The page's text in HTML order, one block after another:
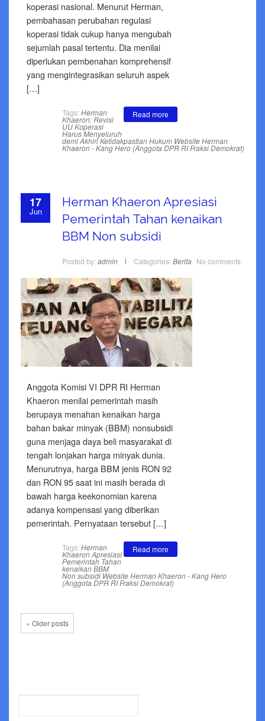
koperasi nasional. Menurut Herman,
pembahasan perubahan regulasi
koperasi tidak cukup hanya mengubah
sejumlah pasal tertentu. Dia menilai
diperlukan pembenahan komprehensif
yang mengintegrasikan seluruh aspek
[…]
Read more
Tags: Herman
Khaeron: Revisi
UU Koperasi
Harus Menyeluruh
demi Akhiri Ketidakpastian Hukum Website Herman
Khaeron - Kang Hero (Anggota DPR RI Fraksi Demokrat)
17
Jun
Herman Khaeron Apresiasi
Pemerintah Tahan kenaikan
BBM Non subsidi
Posted by: admin Categories: Berita No comments
Anggota Komisi VI DPR RI Herman
Khaeron menilai pemerintah masih
berupaya menahan kenaikan harga
bahan bakar minyak (BBM) nonsubsidi
guna menjaga daya beli masyarakat di
tengah lonjakan harga minyak dunia.
Menurutnya, harga BBM jenis RON 92
dan RON 95 saat ini masih berada di
bawah harga keekonomian karena
adanya kompensasi yang diberikan
pemerintah. Pernyataan tersebut […]
Read more
Tags: Herman
Khaeron Apresiasi
Pemerintah Tahan
kenaikan BBM
Non subsidi Website Herman Khaeron - Kang Hero
(Anggota DPR RI Fraksi Demokrat)
« Older posts